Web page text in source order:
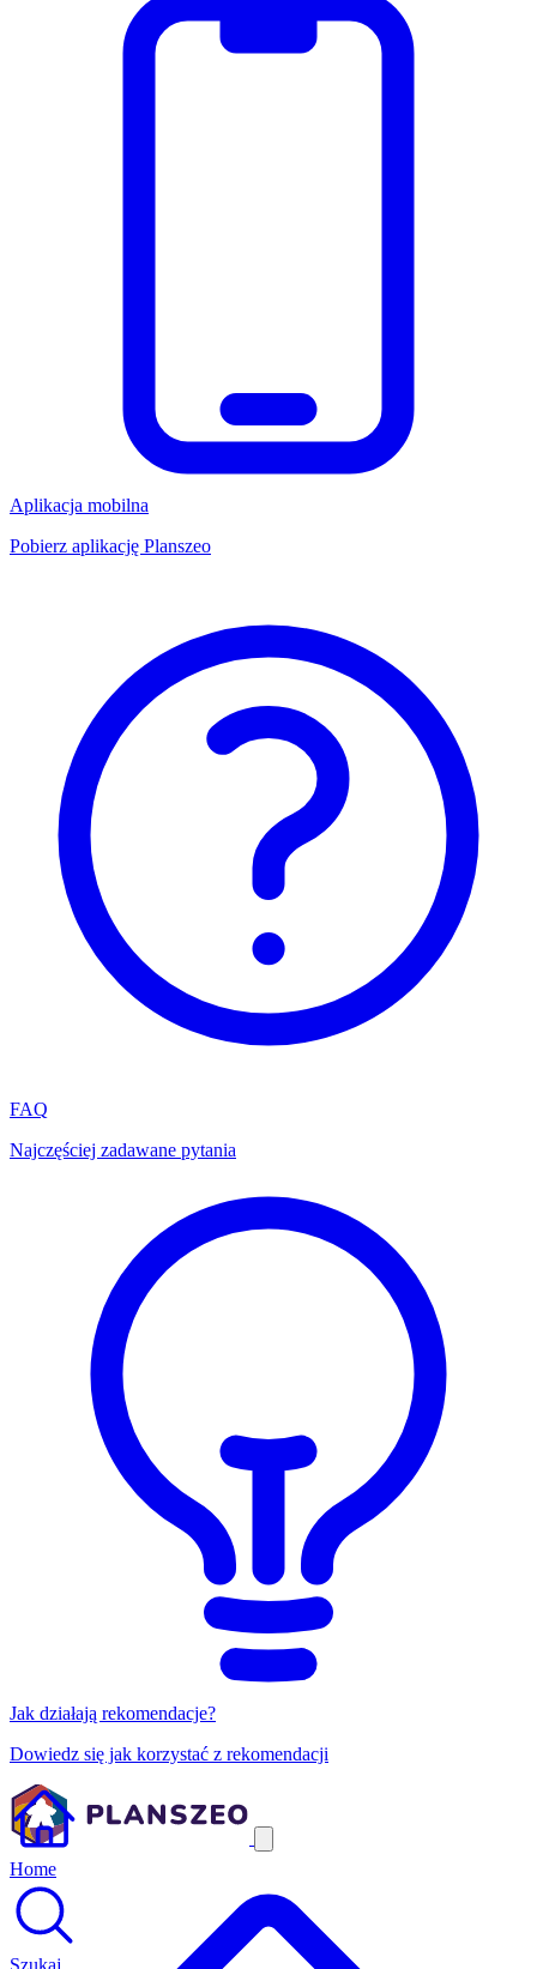
Aplikacja mobilna
Pobierz aplikację Planszeo
FAQ
Najczęściej zadawane pytania
Jak działają rekomendacje?
Dowiedz się jak korzystać z rekomendacji
Home
Szukaj